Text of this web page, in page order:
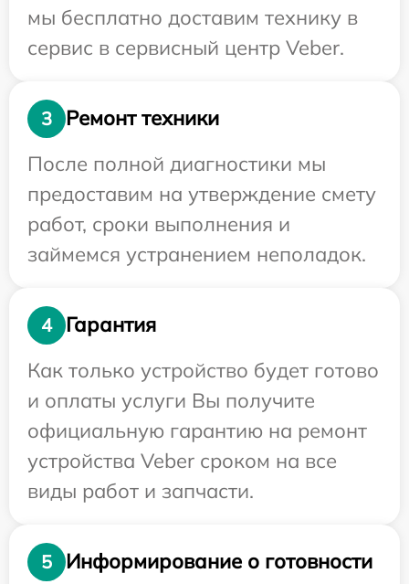
мы бесплатно доставим технику в
сервис в сервисный центр Veber.
3
Ремонт техники
После полной диагностики мы
предоставим на утверждение смету
работ, сроки выполнения и
займемся устранением неполадок.
4
Гарантия
Как только устройство будет готово
и оплаты услуги Вы получите
официальную гарантию на ремонт
устройства Veber сроком на все
виды работ и запчасти.
5
Информирование о готовности